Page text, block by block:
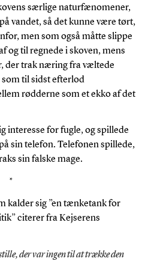
særlige naturfænomener,
vandet, så det kunne være tørt,
men som også måtte slippe
og til regnede i skoven, mens
der trak næring fra væltede
som til sidst efterlod
rødderne som et ekko af det
interesse for fugle, og spillede
sin telefon. Telefonen spillede,
sin falske mage.
*
kalder sig ”en tænketank for
citerer fra Kejserens
der var ingen til at trække den